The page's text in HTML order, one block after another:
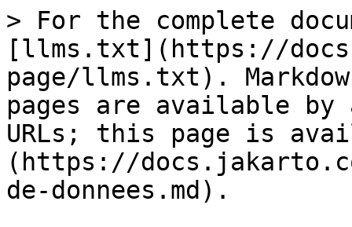
> For the complete
[llms.txt](https://
page/llms.txt).
pages are available by
URLs; this page is
(https://
de-donnees.md).